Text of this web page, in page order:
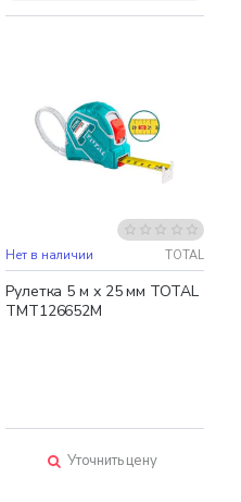
Нет в наличии TOTAL
Рулетка 5 м х 25 мм TOTAL
TMT126652M
Уточнить цену